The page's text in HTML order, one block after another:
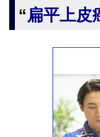
“扁平上皮